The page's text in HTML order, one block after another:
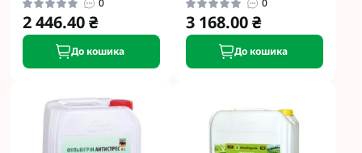
0
2 446.40 ₴
До кошика
0
3 168.00 ₴
До кошика